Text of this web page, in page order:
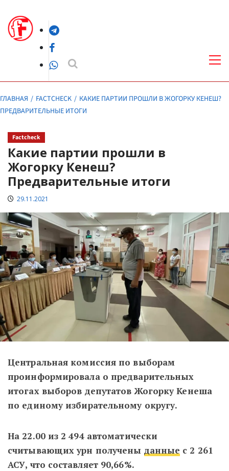
содержимомуTelegram
Facebook
WhatsApp
ГЛАВНАЯ FACTCHECK
КАКИЕ ПАРТИИ ПРОШЛИ В ЖОГОРКУ КЕНЕШ?
ПРЕДВАРИТЕЛЬНЫЕ ИТОГИ
Factcheck
Какие партии прошли в
Жогорку Кенеш?
Предварительные итоги
29.11.2021
Центральная комиссия по выборам
проинформировала о предварительных
итогах выборов депутатов Жогорку Кенеша
по единому избирательному округу.
На 22.00 из 2 494 автоматически
считывающих урн получены данные с 2 261
АСУ, что составляет 90,66%.